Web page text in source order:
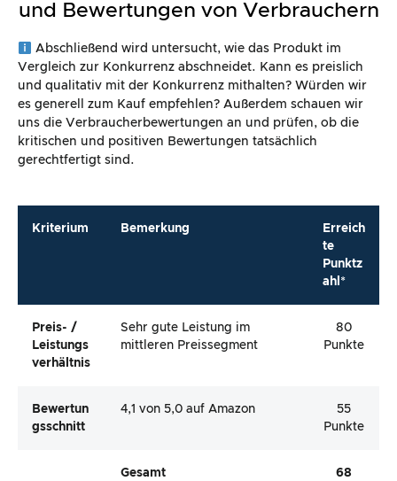
und Bewertungen von Verbrauchern
Abschließend wird untersucht, wie das Produkt im
Vergleich zur Konkurrenz abschneidet. Kann es preislich
und qualitativ mit der Konkurrenz mithalten? Würden wir
es generell zum Kauf empfehlen? Außerdem schauen wir
uns die Verbraucherbewertungen an und prüfen, ob die
kritischen und positiven Bewertungen tatsächlich
gerechtfertigt sind.
Kriterium Bemerkung
Erreich
te
Punktz
ahl*
Preis- /
Leistungs
Verhältnis
Sehr gute Leistung im
mittleren Preissegment
80
Punkte
Bewertun
Gsschnitt
4,1 von 5,0 auf Amazon
55
Punkte
Gesamt
68